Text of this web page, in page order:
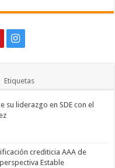
Etiquetas
su liderazgo en SDE con el
crediticia AAA de
Estable